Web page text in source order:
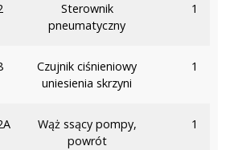
Sterownik
pneumatyczny
1
Czujnik ciśnieniowy
uniesienia skrzyni
1
Wąż ssący pompy,
powrót
1